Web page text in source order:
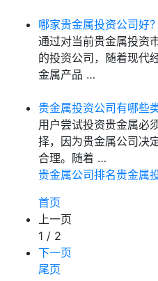
哪家贵金属投资公司好
通过对当前贵金属投资
的投资公司，随着现代
金属产品 …
贵金属投资公司有哪些
用户尝试投资贵金属必
择，因为贵金属公司决
合理。随着 …
贵金属公司排名贵金属
首页
上一页
1 / 2
下一页
尾页